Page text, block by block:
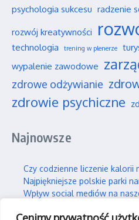
psychologia sukcesu radzenie
rozwój kreatywności
technologia trening w plenerze
wypalenie zawodowe
zdrowe odżywianie
zdrowie psychiczne
Najnowsze
Czy codzienne liczenie kalorii
Najpiękniejsze polskie parki
Wpływ social mediów na
Jak skutecznie wspierać